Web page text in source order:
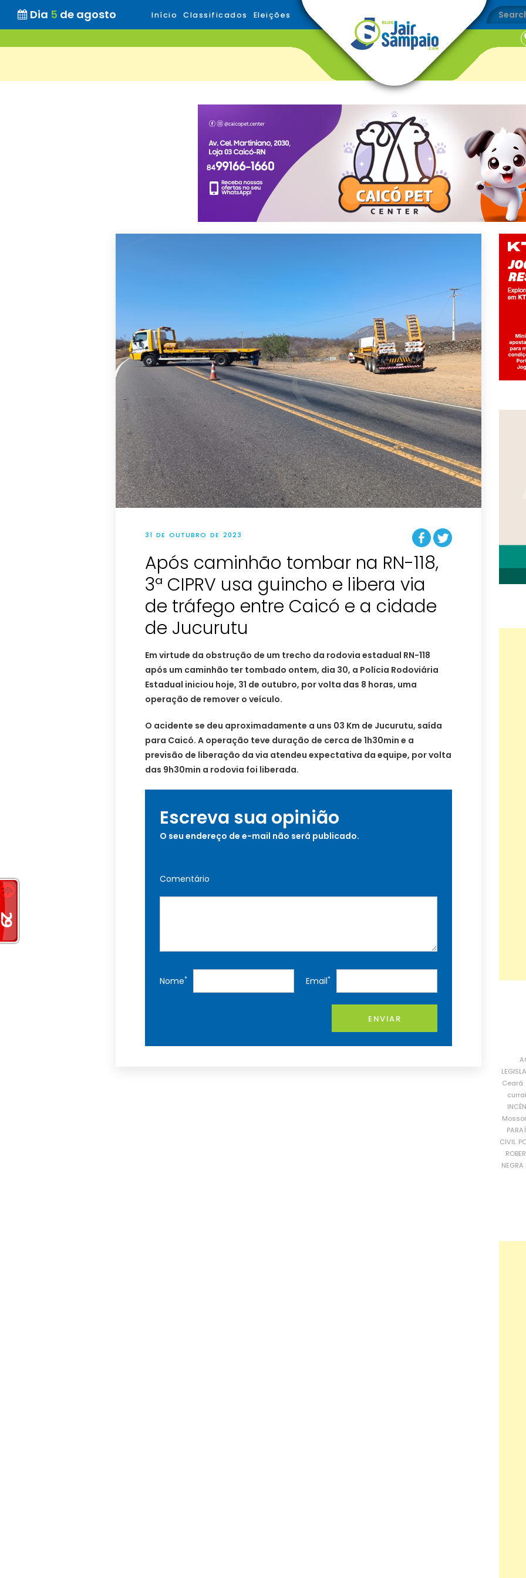
Dia 5 de agosto Início Classificados Eleições
31 DE OUTUBRO DE 2023
Após caminhão tombar na RN-118,
3ª CIPRV usa guincho e libera via
de tráfego entre Caicó e a cidade
de Jucurutu
Em virtude da obstrução de um trecho da rodovia estadual RN-118
após um caminhão ter tombado ontem, dia 30, a Polícia Rodoviária
Estadual iniciou hoje, 31 de outubro, por volta das 8 horas, uma
operação de remover o veículo.
O acidente se deu aproximadamente a uns 03 Km de Jucurutu, saída
para Caicó. A operação teve duração de cerca de 1h30min e a
previsão de liberação da via atendeu expectativa da equipe, por volta
das 9h30min a rodovia foi liberada.
Escreva sua opinião
O seu endereço de e-mail não será publicado.
Comentário
Nome* Email*
ENVIAR
Ceará
CIVIL
NEGRA